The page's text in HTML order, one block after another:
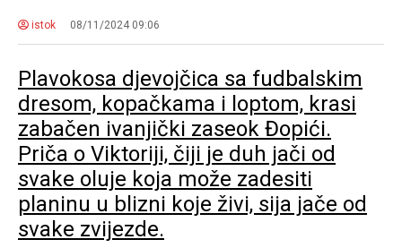
istok 08/11/2024 09:06
Plavokosa djevojčica sa fudbalskim
dresom, kopačkama i loptom, krasi
zabačen ivanjički zaseok Đopići.
Priča o Viktoriji, čiji je duh jači od
svake oluje koja može zadesiti
planinu u blizni koje živi, sija jače od
svake zvijezde.